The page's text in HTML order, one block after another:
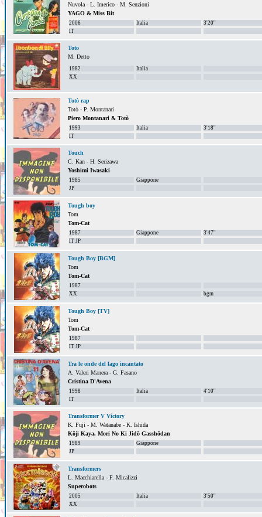
Nuvola - L. Imerico - M. Senzioni
YAGO & Miss Bit
2006 Italia
3'20''
IT
Toto
M. Detto
1982
Italia
XX
Totò rap
Totò - P. Montanari
Piero Montanari & Totò
1993 Italia
3'18''
IT
Touch
C. Kan - H. Serizawa
Yoshimi Iwasaki
1985
Giappone
JP
Tough boy
Tom
Tom-Cat
1987 Giappone
3'47''
IT JP
Tough Boy [BGM]
Tom
Tom-Cat
1987
XX
bgm
Tough Boy [TV]
Tom
Tom-Cat
1987
IT JP
Tra le onde del lago incantato
A. Valeri Manera - G. Fasano
Cristina D'Avena
1998 Italia
4'10''
IT
Transformer V Victory
K. Fuji - M. Watanabe - K. Ishida
Kōji Kaya, Mori No Ki Jidō Gasshōdan
1989
Giappone
JP
Transformers
L. Macchiarella - F. Micalizzi
Superobots
2005 Italia
3'50''
XX